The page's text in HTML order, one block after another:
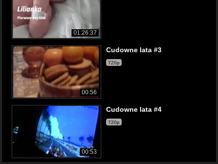
01:26:37
00:56
Cudowne lata #3
720p
00:53
Cudowne lata #4
720p